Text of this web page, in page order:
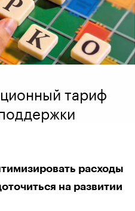
тариф
расходы
на развитии